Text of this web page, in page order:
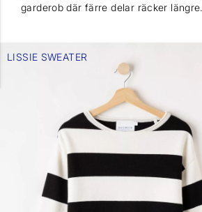
garderob där färre delar räcker längre.
LISSIE SWEATER